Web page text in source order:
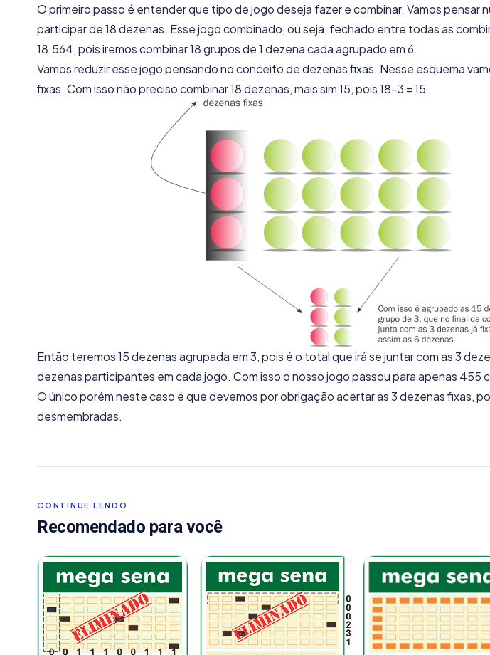
O primeiro passo é entender que tipo de jogo deseja fazer e combinar. Vamos pensar
participar de 18 dezenas. Esse jogo combinado, ou seja, fechado entre todas as
18.564, pois iremos combinar 18 grupos de 1 dezena cada agrupado em 6.
Vamos reduzir esse jogo pensando no conceito de dezenas fixas. Nesse esquema
fixas. Com isso não preciso combinar 18 dezenas, mais sim 15, pois 18-3 = 15.
Então teremos 15 dezenas agrupada em 3, pois é o total que irá se juntar com as 3
dezenas participantes em cada jogo. Com isso o nosso jogo passou para apenas 455
O único porém neste caso é que devemos por obrigação acertar as 3 dezenas fixas,
desmembradas.
CONTINUE LENDO
Recomendado para você